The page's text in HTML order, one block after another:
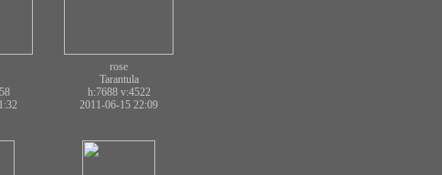
rose
Tarantula
h:7688 v:4522
2011-06-15 22:09